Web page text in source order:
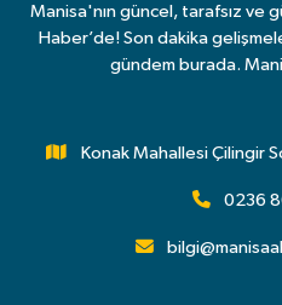
Manisa'nın güncel, tarafsız ve
Haber’de! Son dakika
gündem burada.
Konak Mahallesi Çilingir
0236